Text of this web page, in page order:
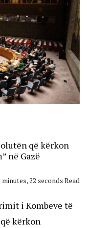
që kërkon
në Gazë
minutes, 22 seconds Read
i Kombeve të
kërkon